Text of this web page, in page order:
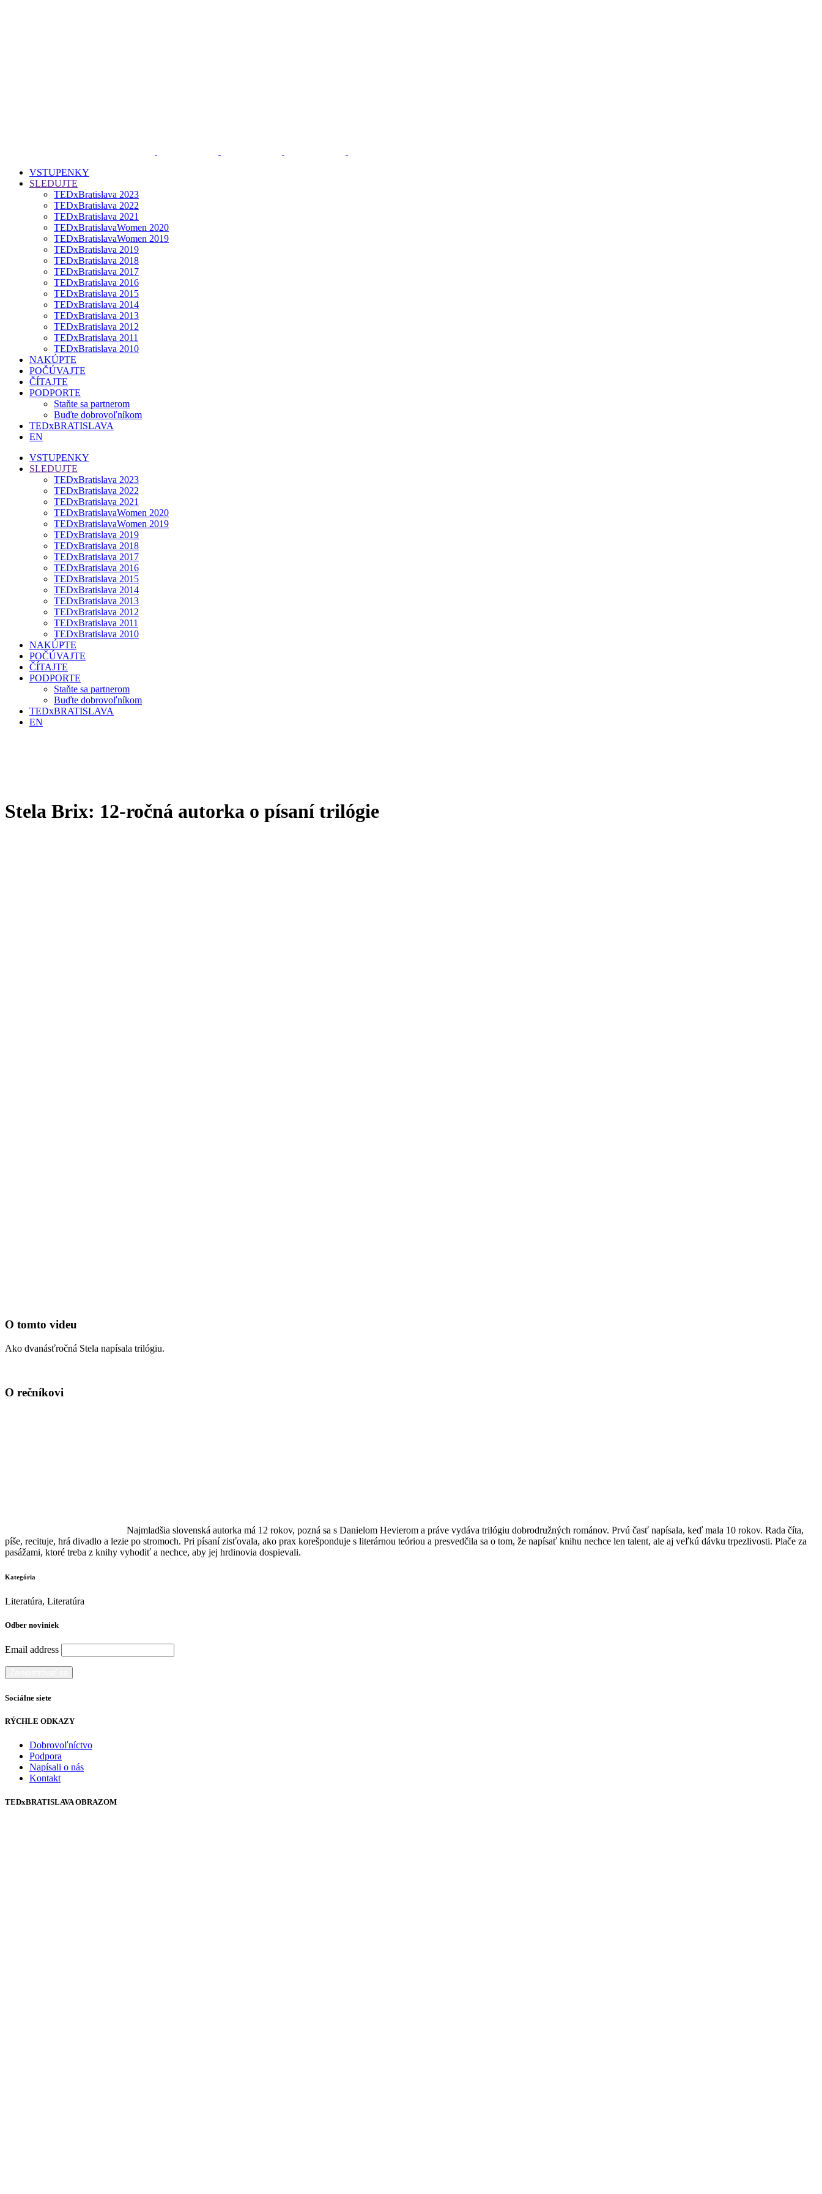
VSTUPENKY
SLEDUJTE
TEDxBratislava 2023
TEDxBratislava 2022
TEDxBratislava 2021
TEDxBratislavaWomen 2020
TEDxBratislavaWomen 2019
TEDxBratislava 2019
TEDxBratislava 2018
TEDxBratislava 2017
TEDxBratislava 2016
TEDxBratislava 2015
TEDxBratislava 2014
TEDxBratislava 2013
TEDxBratislava 2012
TEDxBratislava 2011
TEDxBratislava 2010
NAKÚPTE
POČÚVAJTE
ČÍTAJTE
PODPORTE
Staňte sa partnerom
Buďte dobrovoľníkom
TEDxBRATISLAVA
EN
VSTUPENKY
SLEDUJTE
TEDxBratislava 2023
TEDxBratislava 2022
TEDxBratislava 2021
TEDxBratislavaWomen 2020
TEDxBratislavaWomen 2019
TEDxBratislava 2019
TEDxBratislava 2018
TEDxBratislava 2017
TEDxBratislava 2016
TEDxBratislava 2015
TEDxBratislava 2014
TEDxBratislava 2013
TEDxBratislava 2012
TEDxBratislava 2011
TEDxBratislava 2010
NAKÚPTE
POČÚVAJTE
ČÍTAJTE
PODPORTE
Staňte sa partnerom
Buďte dobrovoľníkom
TEDxBRATISLAVA
EN
Stela Brix: 12-ročná autorka o písaní trilógie
O tomto videu
Ako dvanásťročná Stela napísala trilógiu.
O rečníkovi
Najmladšia slovenská autorka má 12 rokov, pozná sa s Danielom Hevierom a práve vydáva trilógiu dobrodružných románov. Prvú časť napísala, keď mala 10 rokov. Rada číta,
píše, recituje, hrá divadlo a lezie po stromoch. Pri písaní zisťovala, ako prax korešponduje s literárnou teóriou a presvedčila sa o tom, že napísať knihu nechce len talent, ale aj veľkú dávku trpezlivosti. Plače za
pasážami, ktoré treba z knihy vyhodiť a nechce, aby jej hrdinovia dospievali.
Kategória
Literatúra, Literatúra
Odber noviniek
Email address
Sociálne siete
RÝCHLE ODKAZY
Dobrovoľníctvo
Podpora
Napísali o nás
Kontakt
TEDxBRATISLAVA OBRAZOM